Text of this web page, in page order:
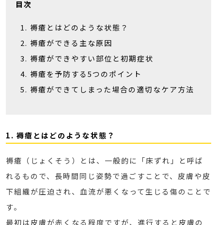
目次
褥瘡とはどのような状態？
褥瘡ができる主な原因
褥瘡ができやすい部位と初期症状
褥瘡を予防する5つのポイント
褥瘡ができてしまった場合の適切なケア方法
1. 褥瘡とはどのような状態？
褥瘡（じょくそう）とは、一般的に「床ずれ」と呼ば
れるもので、長時間同じ姿勢で過ごすことで、皮膚や皮
下組織が圧迫され、血流が悪くなって生じる傷のことで
す。
最初は皮膚が赤くなる程度ですが、進行すると皮膚の